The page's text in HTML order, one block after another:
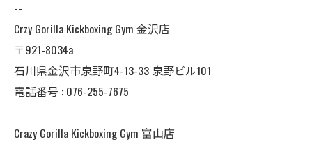
--
Crzy Gorilla Kickboxing Gym 金沢店
〒921-8034a
石川県金沢市泉野町4-13-33 泉野ビル101
電話番号 : 076-255-7675
Crazy Gorilla Kickboxing Gym 富山店